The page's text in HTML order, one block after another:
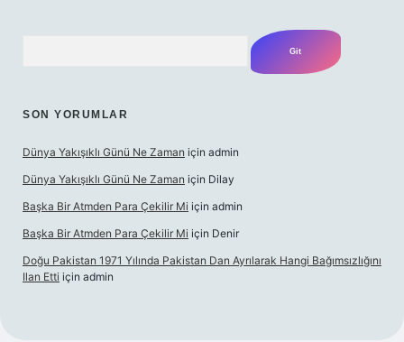
SON YORUMLAR
Dünya Yakışıklı Günü Ne Zaman için admin
Dünya Yakışıklı Günü Ne Zaman için Dilay
Başka Bir Atmden Para Çekilir Mi için admin
Başka Bir Atmden Para Çekilir Mi için Denir
Doğu Pakistan 1971 Yılında Pakistan Dan Ayrılarak Hangi Bağımsızlığını
Ilan Etti için admin